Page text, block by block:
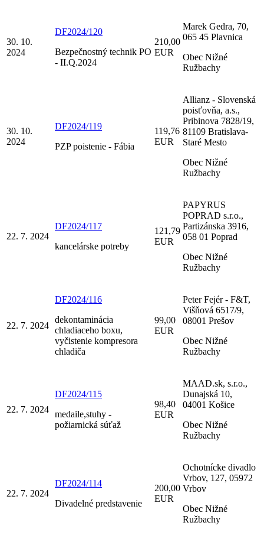
30. 10.
2024
DF2024/120
Bezpečnostný technik PO
- II.Q.2024
210,00
EUR
Marek Gedra, 70,
065 45 Plavnica
Obec Nižné
Ružbachy
30. 10.
2024
DF2024/119
PZP poistenie - Fábia
119,76
EUR
Allianz - Slovenská
poisťovňa, a.s.,
Pribinova 7828/19,
81109 Bratislava-
Staré Mesto
Obec Nižné
Ružbachy
22. 7. 2024
DF2024/117
kancelárske potreby
121,79
EUR
PAPYRUS
POPRAD s.r.o.,
Partizánska 3916,
058 01 Poprad
Obec Nižné
Ružbachy
22. 7. 2024
DF2024/116
dekontaminácia
chladiaceho boxu,
vyčistenie kompresora
chladiča
99,00
EUR
Peter Fejér - F&T,
Višňová 6517/9,
08001 Prešov
Obec Nižné
Ružbachy
22. 7. 2024
DF2024/115
medaile,stuhy -
požiarnická súťaž
98,40
EUR
MAAD.sk, s.r.o.,
Dunajská 10,
04001 Košice
Obec Nižné
Ružbachy
22. 7. 2024
DF2024/114
Divadelné predstavenie
200,00
EUR
Ochotnícke divadlo
Vrbov, 127, 05972
Vrbov
Obec Nižné
Ružbachy